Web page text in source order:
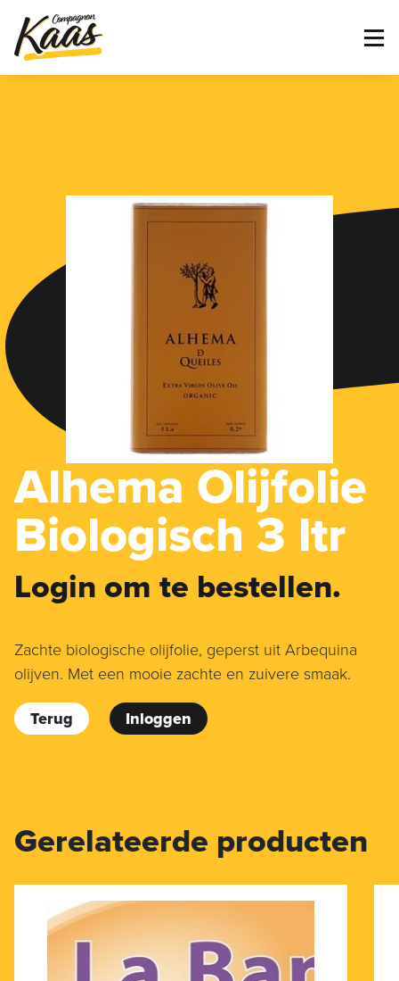
Alhema Olijfolie
Biologisch 3 ltr
Login om te bestellen.
Zachte biologische olijfolie, geperst uit Arbequina
olijven. Met een mooie zachte en zuivere smaak.
Terug Inloggen
Gerelateerde producten